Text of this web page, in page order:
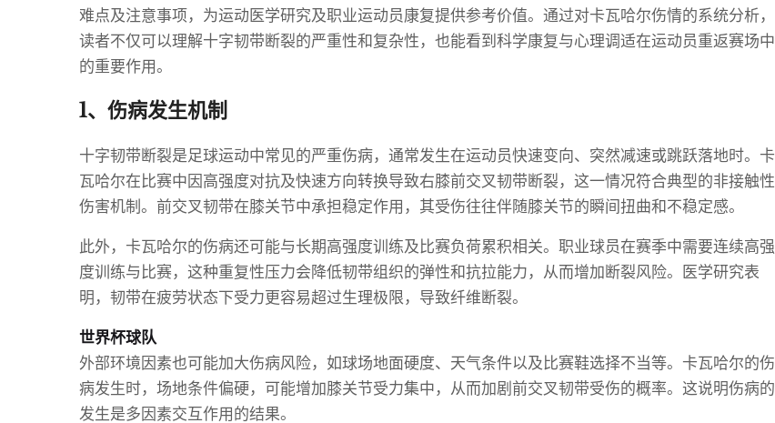
难点及注意事项，为运动医学研究及职业运动员康复提供参考价值。通过对卡瓦哈尔伤情的系统分析，
读者不仅可以理解十字韧带断裂的严重性和复杂性，也能看到科学康复与心理调适在运动员重返赛场中
的重要作用。
1、伤病发生机制
十字韧带断裂是足球运动中常见的严重伤病，通常发生在运动员快速变向、突然减速或跳跃落地时。卡
瓦哈尔在比赛中因高强度对抗及快速方向转换导致右膝前交叉韧带断裂，这一情况符合典型的非接触性
伤害机制。前交叉韧带在膝关节中承担稳定作用，其受伤往往伴随膝关节的瞬间扭曲和不稳定感。
此外，卡瓦哈尔的伤病还可能与长期高强度训练及比赛负荷累积相关。职业球员在赛季中需要连续高强
度训练与比赛，这种重复性压力会降低韧带组织的弹性和抗拉能力，从而增加断裂风险。医学研究表
明，韧带在疲劳状态下受力更容易超过生理极限，导致纤维断裂。
世界杯球队
外部环境因素也可能加大伤病风险，如球场地面硬度、天气条件以及比赛鞋选择不当等。卡瓦哈尔的伤
病发生时，场地条件偏硬，可能增加膝关节受力集中，从而加剧前交叉韧带受伤的概率。这说明伤病的
发生是多因素交互作用的结果。